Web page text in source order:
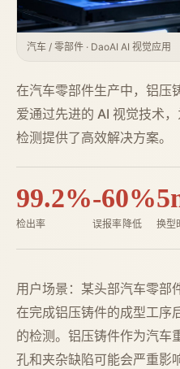
汽车 / 零部件 · DaoAI AI 视觉应用
在汽车零部件生产中，铝压
爱通过先进的 AI 视觉技术
检测提供了高效解决方案。
99.2%
检出率
-60%
误报率降低 换型
用户场景：某头部汽车零部
在完成铝压铸件的成型工序
的检测。铝压铸件作为汽车
孔和夹杂缺陷可能会严重影